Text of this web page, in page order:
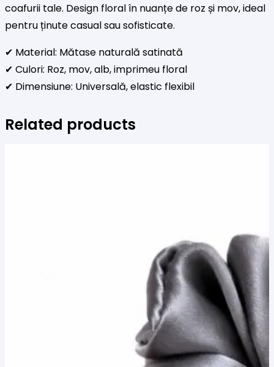
coafurii tale. Design floral în nuanțe de roz și mov, ideal
pentru ținute casual sau sofisticate.
✔ Material: Mătase naturală satinată
✔ Culori: Roz, mov, alb, imprimeu floral
✔ Dimensiune: Universală, elastic flexibil
Related products